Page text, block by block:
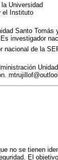
Universidad
el Instituto
Santo Tomás
investigador
de la
no se tienen
El